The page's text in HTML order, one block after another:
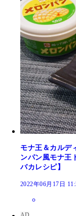
モナ王＆カルデ
ンパン風モナ王
バカレシピ】
2022年06月17日